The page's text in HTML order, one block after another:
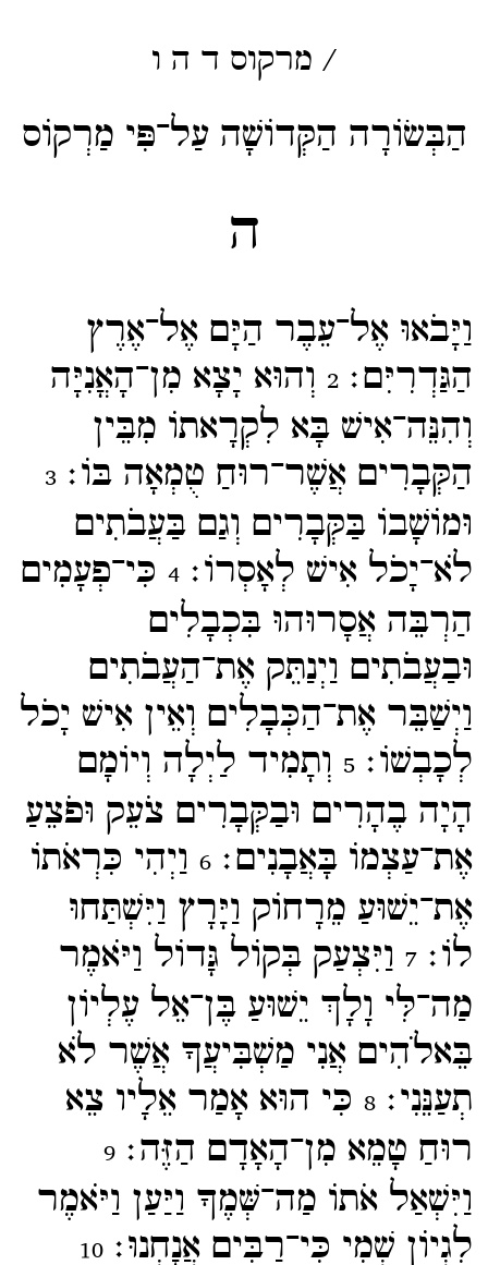
/ מרקוס ד ה ו
הַבְּשׂוֹרָה הַקְּדוֹשָׁה עַל־פִּי מַרְקוֹס
ה
וַיָּבֹאוּ אֶל־​עֵבֶר הַיָּם אֶל־​אֶרֶץ
הַגַּדְרִיִּם׃2 וְהוּא יָצָא מִן־​הָאֳנִיָּה
וְהִנֵּה־​אִישׁ בָּא לִקְרָאתוֹ מִבֵּין
הַקְּבָרִים אֲשֶׁר־​רוּחַ טֻמְאָה בּוֹ׃3
וּמוֹשָׁבוֹ בַּקְּבָרִים וְגַם בַּעֲבֹתִים
לֹא־​יָכֹל אִישׁ לְאָסְרוֹ׃4 כִּי־​פְעָמִים
הַרְבֵּה אֲסָרוּהוּ בִּכְבָלִים
וּבַעֲבֹתִים וַיְנַתֵּק אֶת־​הַעֲבֹתִים
וַיְשַׁבֵּר אֶת־​הַכְּבָלִים וְאֵין אִישׁ יָכֹל
לְכָבְשׁוֹ׃5 וְתָמִיד לַיְלָה וְיוֹמָם
הָיָה בֶהָרִים וּבַקְּבָרִים צֹעֵק וּפֹצֵעַ
אֶת־​עַצְמוֹ בָּאֲבָנִים׃6 וַיְהִי כִּרְאֹתוֹ
אֶת־​יֵשׁוּעַ מֵרָחוֹק וַיָּרָץ וַיִּשְׁתַּחוּ
לוֹ׃7 וַיִּצְעַק בְּקוֹל גָּדוֹל וַיֹּאמֶר
מַה־​לִּי וָלָךְ יֵשׁוּעַ בֶּן־​אֵל עֶלְיוֹן
בֵּאלֹהִים אֲנִי מַשְׁבִּיעֲךָ אֲשֶׁר לֹא
תְעַנֵּנִי׃8 כִּי הוּא אָמַר אֵלָיו צֵא
רוּחַ טָמֵא מִן־​הָאָדָם הַזֶּה׃9
וַיִּשְׁאַל אֹתוֹ מַה־​שְּׁמֶךָ וַיַּעַן וַיֹּאמֶר
לִגְיוֹן שְׁמִי כִּי־​רַבִּים אֲנָחְנוּ׃10